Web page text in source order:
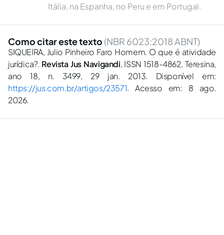
Itália, na Espanha, no Peru e em Portugal.
Como citar este texto (NBR 6023:2018 ABNT)
SIQUEIRA, Julio Pinheiro Faro Homem. O que é atividade
jurídica?. Revista Jus Navigandi, ISSN 1518-4862, Teresina,
ano 18, n. 3499, 29 jan. 2013. Disponível em:
https://jus.com.br/artigos/23571. Acesso em: 8 ago.
2026.